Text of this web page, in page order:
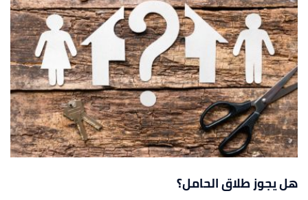
هل يجوز طلاق الحامل؟